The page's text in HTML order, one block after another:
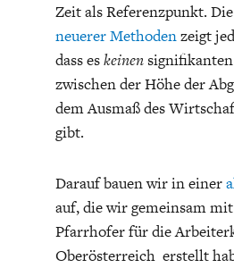
DAS POST-
Zeit als Referenzpunkt.
neuerer Methodenzeigt
dass eskeinensignifikanten
zwischen der Höhe der
dem Ausmaß des
gibt.
Darauf bauen wir in einer
auf, die wir gemeinsam
Pfarrhofer für die
Oberösterreich erstellt